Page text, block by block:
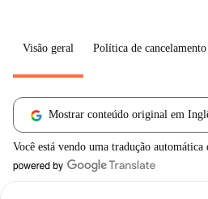
Visão geral Política de cancelamento
Mostrar conteúdo original em
Você está vendo uma tradução automática